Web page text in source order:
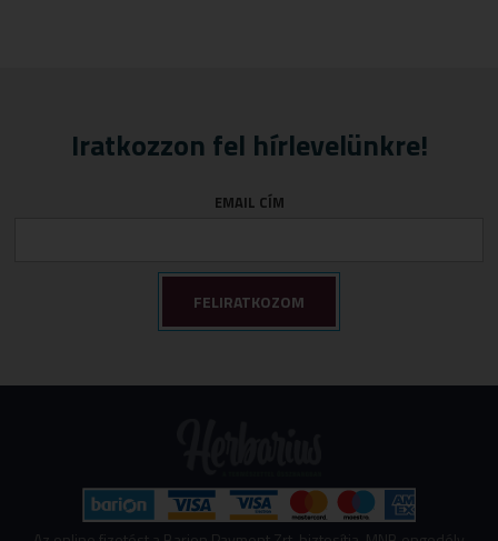
Iratkozzon fel hírlevelünkre!
EMAIL CÍM